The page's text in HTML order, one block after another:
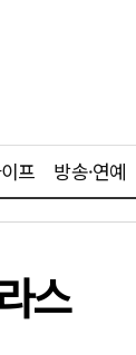
프 방송·연예
스